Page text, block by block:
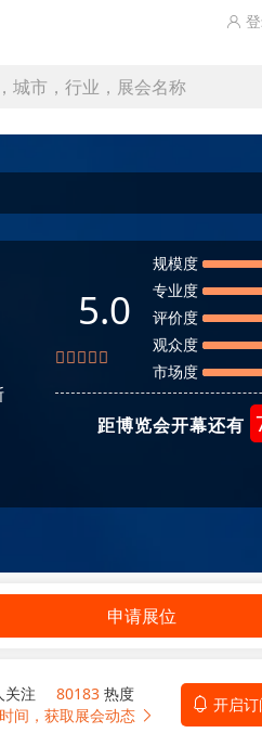
城市，行业，展会名称
5.0
规模度
专业度
评价度
观众度
市场度
距博览会开幕还有
申请展位
关注 80183 热度
开启
间，获取展会动态